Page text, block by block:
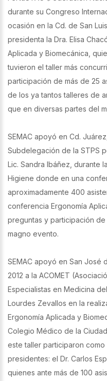
durante su Congreso
ocasión en la Cd. de San
presidenta la Dra. Elisa
Aplicada y Biomecánica,
tuvieron el taller más
participación de más de 25
de los ya tantos talleres de
que en diversas partes del
SEMAC apoyó en Cd.
Subdelegación de la STPS
Lic. Sandra Ibáñez, durante
Higiene donde en una
aproximadamente 400
conferencia Ergonomía
preguntas y participación
magno evento.
SEMAC apoyó en San José
2012 a la ACOMET
Especialistas en Medicina
Lourdes Zevallos en la
Ergonomía Aplicada y
Colegio Médico de la
este taller participaron
presidentes: el Dr. Carlos
quienes ante más de 100